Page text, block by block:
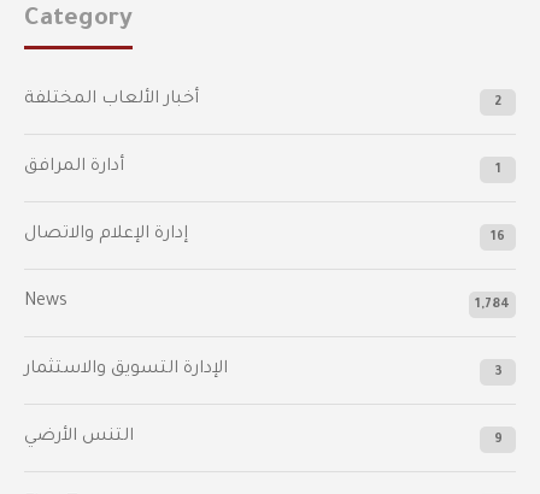
Category
أخبار الألعاب المختلفة 2
أدارة المرافق 1
إدارة الإعلام والاتصال 16
News 1,784
الإدارة التسويق والاستثمار 3
التنس الأرضي 9